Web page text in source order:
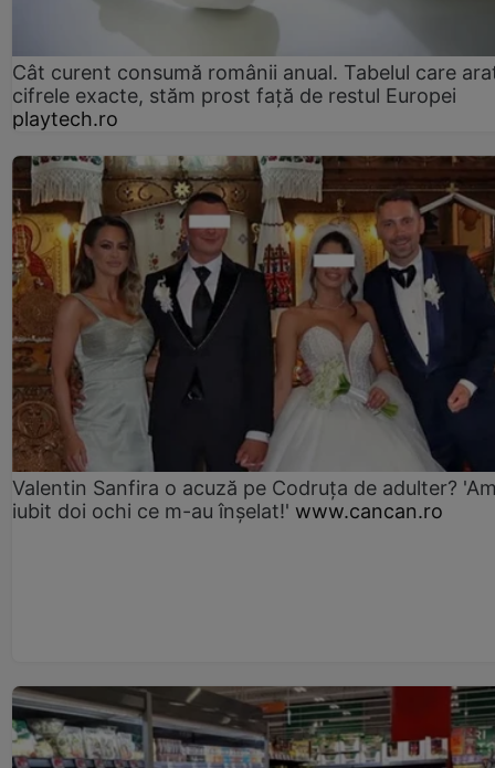
Cât curent consumă românii anual. Tabelul care
cifrele exacte, stăm prost faţă de restul Europei
playtech.ro
Valentin Sanfira o acuză pe Codruța de adulter?
iubit doi ochi ce m-au înșelat!' www.cancan.ro